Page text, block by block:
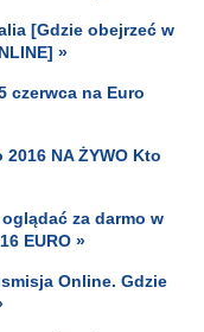
[Gdzie obejrzeć w
»
czerwca na Euro
NA ŻYWO Kto
za darmo w
EURO »
Online. Gdzie